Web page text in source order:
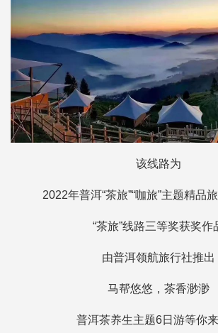
该线路为
2022年普洱“茶旅”“咖旅”主题精品
“茶旅”线路三等奖获奖作
由普洱领航旅行社推出
马帮悠悠，茶香渺渺
普洱茶养生主题6日游等你